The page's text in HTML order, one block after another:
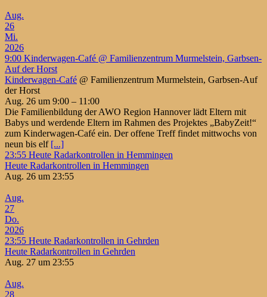
Aug.
26
Mi.
2026
9:00 Kinderwagen-Café @ Familienzentrum Murmelstein, Garbsen-
Auf der Horst
Kinderwagen-Café @ Familienzentrum Murmelstein, Garbsen-Auf
der Horst
Aug. 26 um 9:00 – 11:00
Die Familienbildung der AWO Region Hannover lädt Eltern mit
Babys und werdende Eltern im Rahmen des Projektes „BabyZeit!“
zum Kinderwagen-Café ein. Der offene Treff findet mittwochs von
neun bis elf [...]
23:55 Heute Radarkontrollen in Hemmingen
Heute Radarkontrollen in Hemmingen
Aug. 26 um 23:55
Aug.
27
Do.
2026
23:55 Heute Radarkontrollen in Gehrden
Heute Radarkontrollen in Gehrden
Aug. 27 um 23:55
Aug.
28